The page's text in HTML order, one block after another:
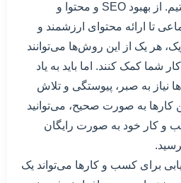
برای کسب و کارها پرداختیم. از بهبود SEO و محتوا و
تا ارائه محتوای ارزشمند و
هر یک از این روش‌ها می‌توانند
کمک کنند. اما باید به یاد
نیاز به صبر، پیوستگی و تلاش
کارها به صورت صحیح، می‌توانید
و کار خود به صورت رایگان
برای کسب و کارها می‌تواند یک